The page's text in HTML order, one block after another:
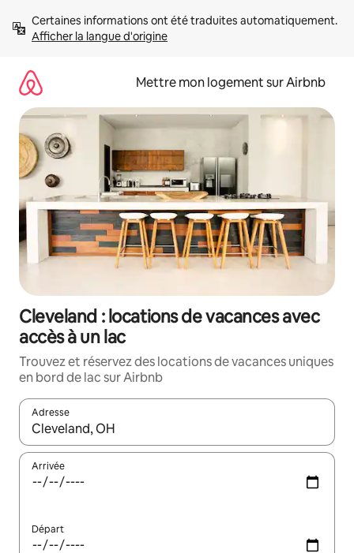
directement
Afficher la langue d'origine
Mettre mon logement sur Airbnb
Cleveland : locations de vacances avec
accès à un lac
Trouvez et réservez des locations de vacances uniques
en bord de lac sur Airbnb
Adresse
Lorsque les résultats s'affichent, utilisez les flèches vers le
Arrivée
Départ